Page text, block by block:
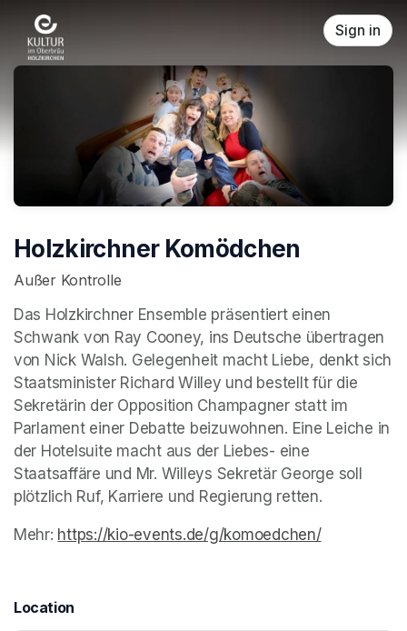
Skip header
Sign in
Holzkirchner Komödchen
Außer Kontrolle
Das Holzkirchner Ensemble präsentiert einen
Schwank von Ray Cooney, ins Deutsche übertragen
von Nick Walsh. Gelegenheit macht Liebe, denkt sich
Staatsminister Richard Willey und bestellt für die
Sekretärin der Opposition Champagner statt im
Parlament einer Debatte beizuwohnen. Eine Leiche in
der Hotelsuite macht aus der Liebes- eine
Staatsaffäre und Mr. Willeys Sekretär George soll
plötzlich Ruf, Karriere und Regierung retten.
Mehr: https://kio-events.de/g/komoedchen/(opens in a
(opens in a
(opens in a
Location